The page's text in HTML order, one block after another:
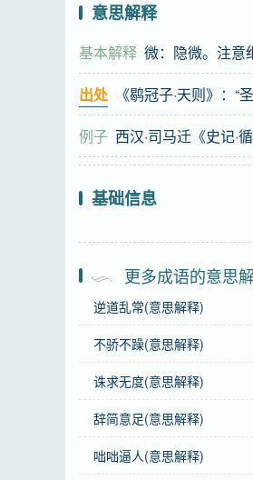
意思解释
基本解释 微：隐微。注意
出处
《鹖冠子·天则》：“
例子 西汉·司马迁《史记·
基础信息
拼音 tīng wēi jué yí
注音
ㄊ一ㄥ ㄨㄟ ㄐㄩㄝˊ
繁体 聽微决疑
感情 听微决疑是中性词。
用法 作谓语、定语；用于
字义分解
更多成语的意思
逆道乱常(意思解释)
不骄不躁(意思解释)
诛求无度(意思解释)
辞简意足(意思解释)
咄咄逼人(意思解释)